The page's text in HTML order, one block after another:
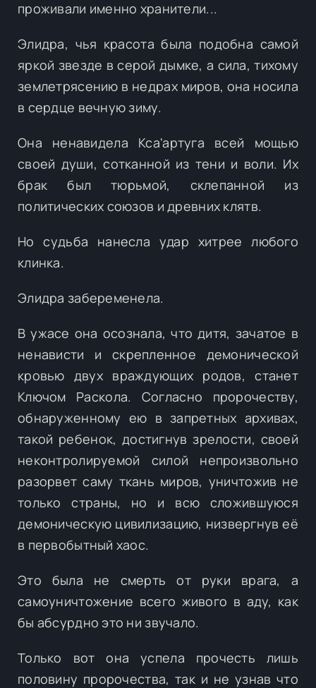
проживали именно хранители...
Элидра, чья красота была подобна самой
яркой звезде в серой дымке, а сила, тихому
землетрясению в недрах миров, она носила
в сердце вечную зиму.
Она ненавидела Кса'артуга всей мощью
своей души, сотканной из тени и воли. Их
брак был тюрьмой, склепанной из
политических союзов и древних клятв.
Но судьба нанесла удар хитрее любого
клинка.
Элидра забеременела.
В ужасе она осознала, что дитя, зачатое в
ненависти и скрепленное демонической
кровью двух враждующих родов, станет
Ключом Раскола. Согласно пророчеству,
обнаруженному ею в запретных архивах,
такой ребенок, достигнув зрелости, своей
неконтролируемой силой непроизвольно
разорвет саму ткань миров, уничтожив не
только страны, но и всю сложившуюся
демоническую цивилизацию, низвергнув её
в первобытный хаос.
Это была не смерть от руки врага, а
самоуничтожение всего живого в аду, как
бы абсурдно это ни звучало.
Только вот она успела прочесть лишь
половину пророчества, так и не узнав что